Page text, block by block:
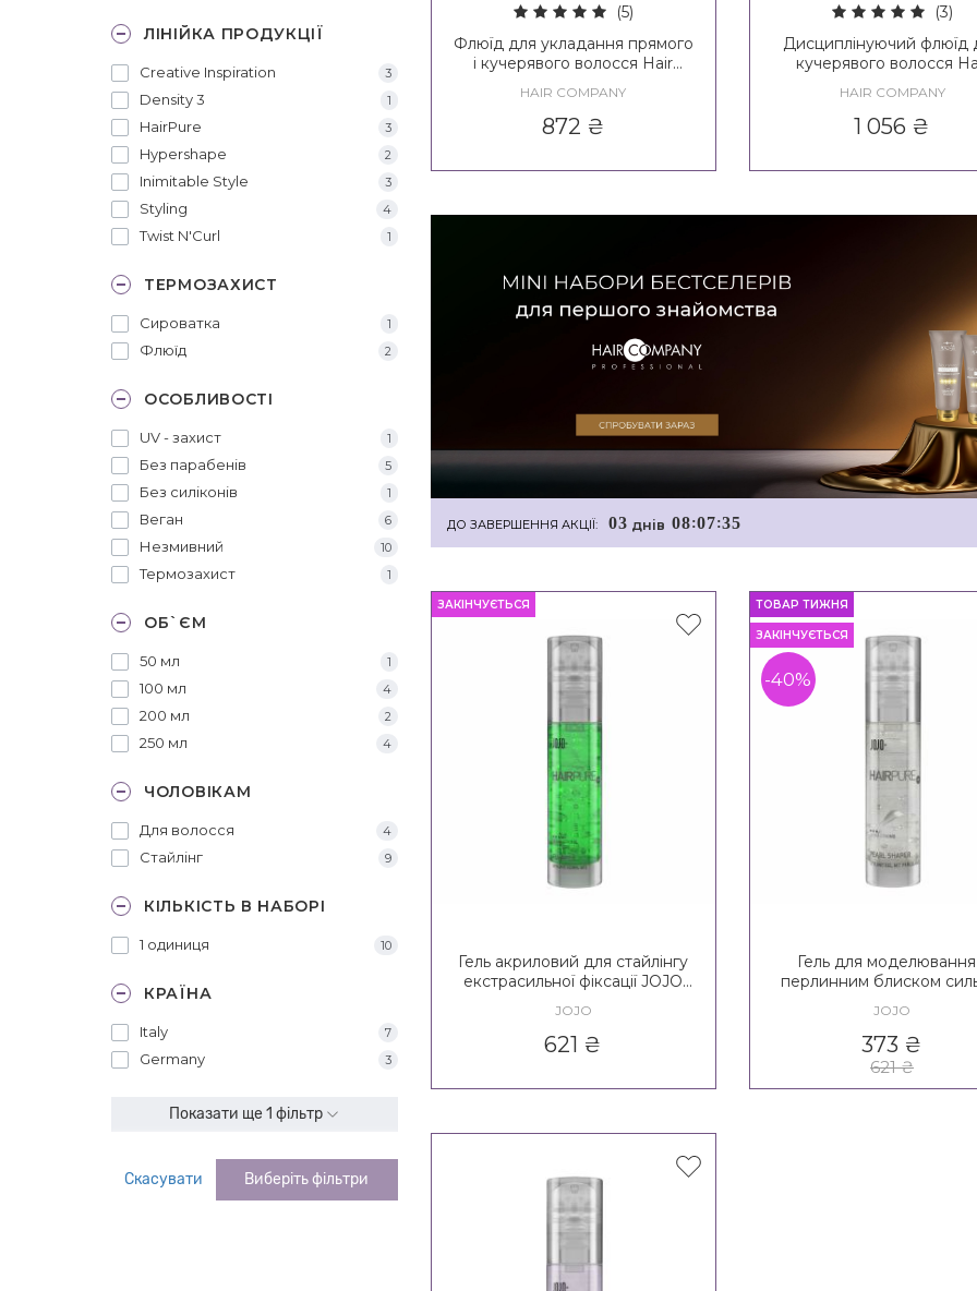
ЛІНІЙКА ПРОДУКЦІЇ
Creative Inspiration 3
Density 3 1
HairPure 3
Hypershape 2
Inimitable Style 3
Styling 4
Twist N'Curl 1
ТЕРМОЗАХИСТ
Сироватка 1
Флюїд 2
ОСОБЛИВОСТІ
UV - захист 1
Без парабенів 5
Без силіконів 1
Веган 6
Незмивний 10
Термозахист 1
ОБ`ЄМ
50 мл 1
100 мл 4
200 мл 2
250 мл 4
ЧОЛОВІКАМ
Для волосся 4
Стайлінг 9
КІЛЬКІСТЬ В НАБОРІ
1 одиниця 10
КРАЇНА
Italy 7
Germany 3
Показати ще 1 фільтр
Скасувати Виберіть фільтри
(5)
Флюїд для укладання прямого
і кучерявого волосся Hair
Straight & Curly Fluid / Creative
Inspiration Hypershape
Texturizing Fixing Fluid
HAIR COMPANY
872 ₴
(3)
Дисциплінуючий флюїд
кучерявого волосся
Creative Inspiration Twist
High Definition Curling
HAIR COMPANY
1 056 ₴
ДО ЗАВЕРШЕННЯ АКЦІЇ: 03 днiв 08:07:34
ЗАКІНЧУЄТЬСЯ
Гель акриловий для стайлінгу
екстрасильної фіксації JOJO
JOJO
621 ₴
ТОВАР ТИЖНЯ
ЗАКІНЧУЄТЬСЯ
-40%
Гель для моделювання
перлинним блиском
Pearl Shaper 3*
JOJO
373 ₴
621₴